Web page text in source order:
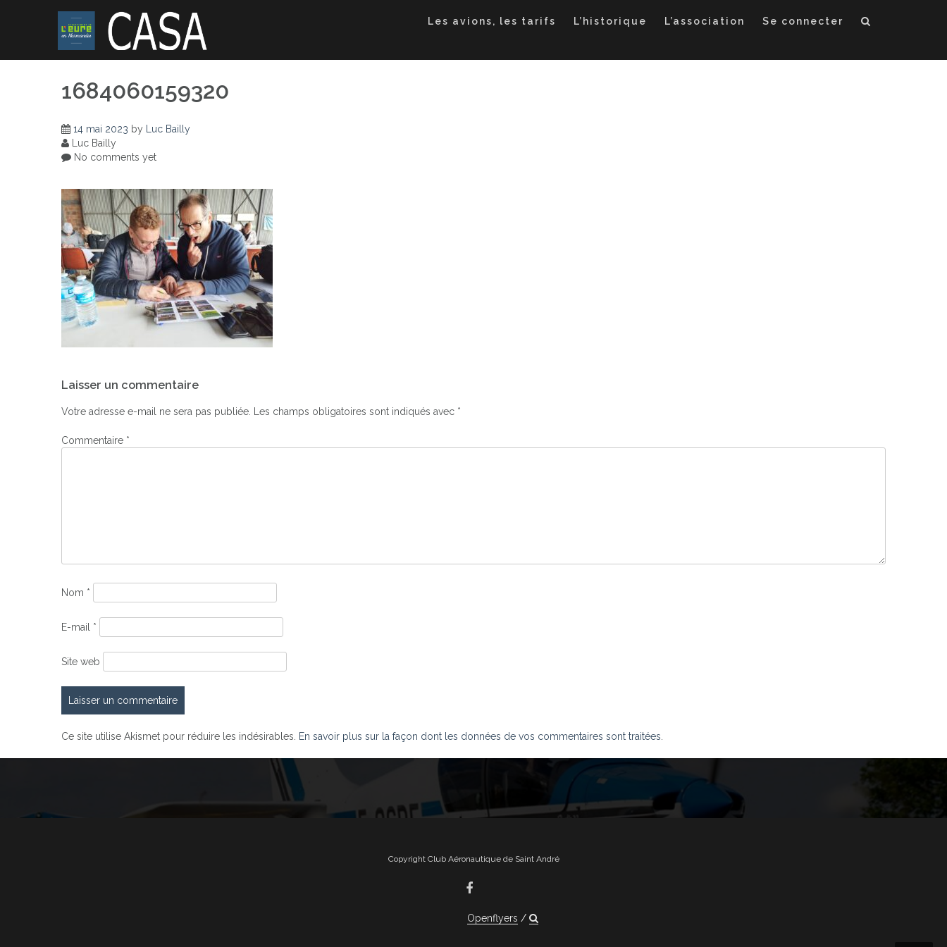
Les avions, les tarifs L’historique L’association Se connecter
1684060159320
14 mai 2023 by
Luc Bailly
Luc Bailly
No comments yet
de
l’article
Laisser un commentaire
Votre adresse e-mail ne sera pas publiée. Les champs obligatoires sont indiqués avec *
Commentaire *
Nom *
E-mail *
Site web
Ce site utilise Akismet pour réduire les indésirables. En savoir plus sur la façon dont les données de vos commentaires sont traitées.
Copyright Club Aéronautique de Saint André
Openflyers